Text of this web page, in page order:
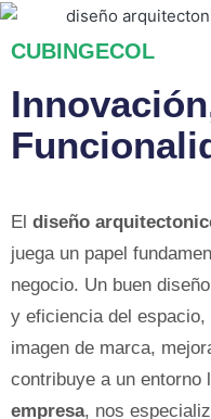
CUBINGECOL
El diseño
juega un papel
negocio. Un buen
y eficiencia del
imagen de marca,
contribuye a un entorno
empresa, nos